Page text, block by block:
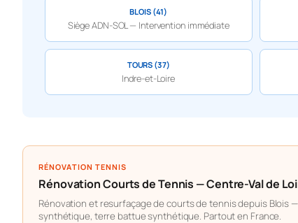
BLOIS (41)
Siège ADN-SOL — Intervention immédiate
TOURS (37)
Indre-et-Loire
RÉNOVATION TENNIS
Rénovation Courts de Tennis — Centre-Val de
Rénovation et resurfaçage de courts de tennis depuis Blois
synthétique, terre battue synthétique. Partout en France.